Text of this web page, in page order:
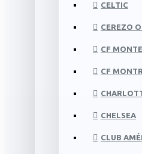
CELTIC
CEREZO
CF
CF
CHELSEA
CLUB